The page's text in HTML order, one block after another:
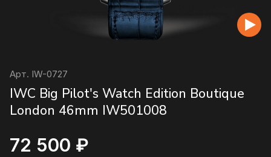
Арт. IW-0727
IWC Big Pilot's Watch Edition Boutique
London 46mm IW501008
72 500 ₽